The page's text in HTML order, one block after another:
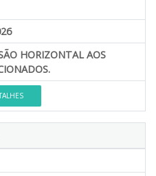
HORIZONTAL AOS